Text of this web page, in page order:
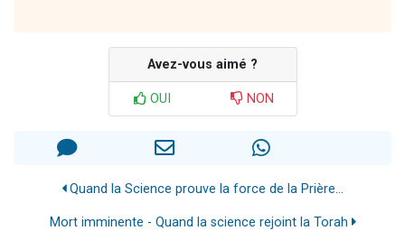
Avez-vous aimé ?
OUI NON
Quand la Science prouve la force de la Prière...
Mort imminente - Quand la science rejoint la Torah